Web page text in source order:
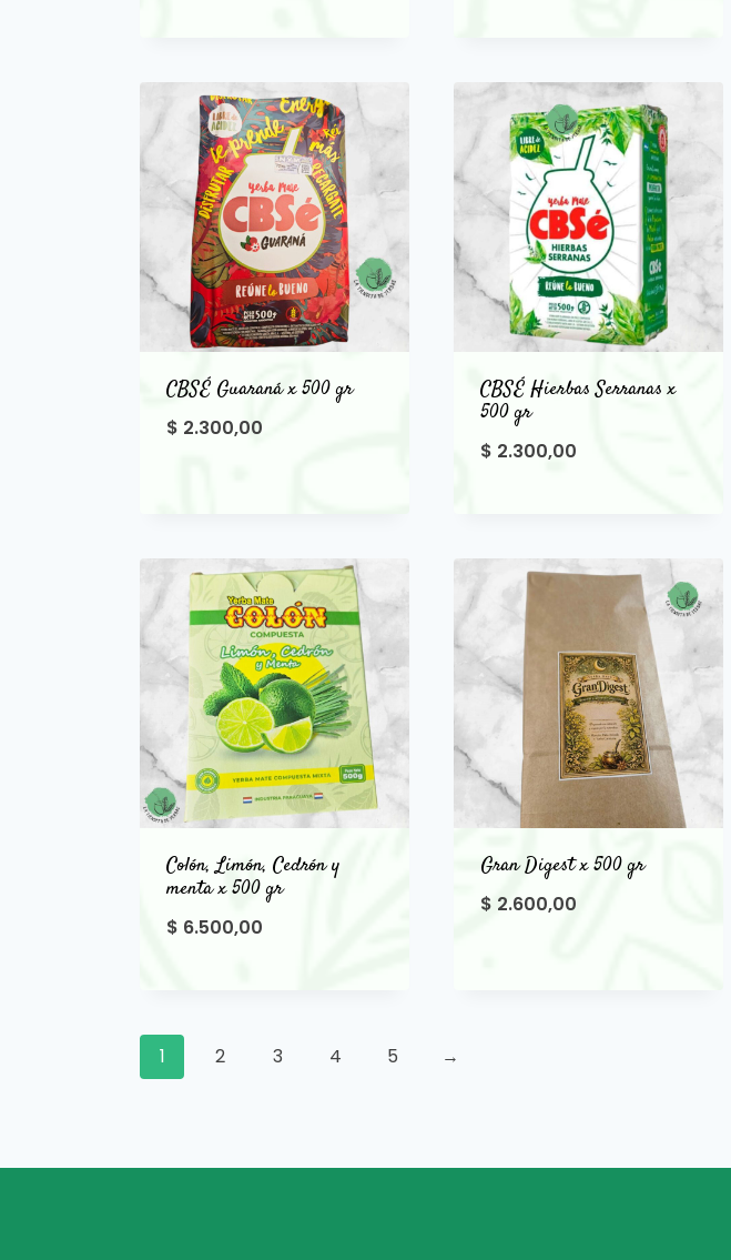
CBSÉ Guaraná x 500 gr
$ 2.300,00
CBSÉ Hierbas Serranas x
500 gr
$ 2.300,00
Colón, Limón, Cedrón y
menta x 500 gr
$ 6.500,00
Gran Digest x 500 gr
$ 2.600,00
1 2 3 4 5 →